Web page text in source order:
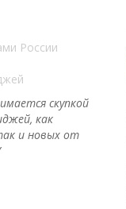
России
скупкой
как
и новых от